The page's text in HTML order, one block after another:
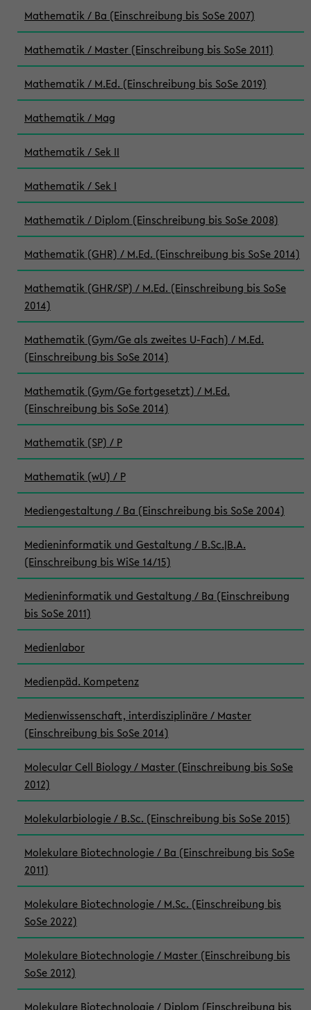
Mathematik / Ba (Einschreibung bis SoSe 2007)
Mathematik / Master (Einschreibung bis SoSe 2011)
Mathematik / M.Ed. (Einschreibung bis SoSe 2019)
Mathematik / Mag
Mathematik / Sek II
Mathematik / Sek I
Mathematik / Diplom (Einschreibung bis SoSe 2008)
Mathematik (GHR) / M.Ed. (Einschreibung bis SoSe 2014)
Mathematik (GHR/SP) / M.Ed. (Einschreibung bis SoSe
2014)
Mathematik (Gym/Ge als zweites U-Fach) / M.Ed.
(Einschreibung bis SoSe 2014)
Mathematik (Gym/Ge fortgesetzt) / M.Ed.
(Einschreibung bis SoSe 2014)
Mathematik (SP) / P
Mathematik (wU) / P
Mediengestaltung / Ba (Einschreibung bis SoSe 2004)
Medieninformatik und Gestaltung / B.Sc.|B.A.
(Einschreibung bis WiSe 14/15)
Medieninformatik und Gestaltung / Ba (Einschreibung
bis SoSe 2011)
Medienlabor
Medienpäd. Kompetenz
Medienwissenschaft, interdisziplinäre / Master
(Einschreibung bis SoSe 2014)
Molecular Cell Biology / Master (Einschreibung bis SoSe
2012)
Molekularbiologie / B.Sc. (Einschreibung bis SoSe 2015)
Molekulare Biotechnologie / Ba (Einschreibung bis SoSe
2011)
Molekulare Biotechnologie / M.Sc. (Einschreibung bis
SoSe 2022)
Molekulare Biotechnologie / Master (Einschreibung bis
SoSe 2012)
Molekulare Biotechnologie / Diplom (Einschreibung bis